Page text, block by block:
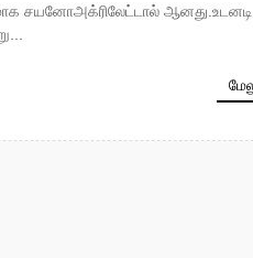
சயனோஅக்ரிலேட்டால்